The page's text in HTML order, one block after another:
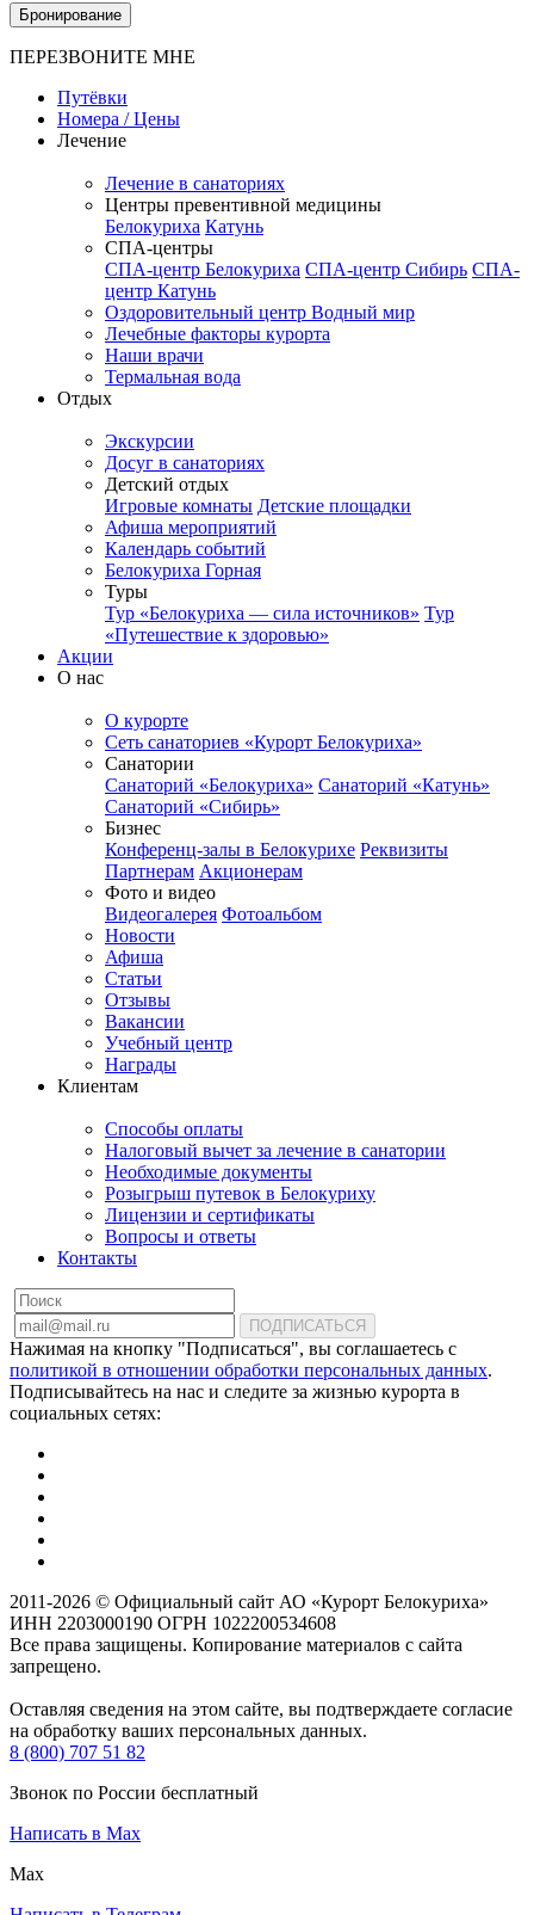
Бронирование
ПЕРЕЗВОНИТЕ МНЕ
Путёвки
Номера / Цены
Лечение
Лечение в санаториях
Центры превентивной медицины
Белокуриха Катунь
СПА-центры
СПА-центр Белокуриха СПА-центр Сибирь СПА-
центр Катунь
Оздоровительный центр Водный мир
Лечебные факторы курорта
Наши врачи
Термальная вода
Отдых
Экскурсии
Досуг в санаториях
Детский отдых
Игровые комнаты Детские площадки
Афиша мероприятий
Календарь событий
Белокуриха Горная
Туры
Тур «Белокуриха — сила источников» Тур
«Путешествие к здоровью»
Акции
О нас
О курорте
Сеть санаториев «Курорт Белокуриха»
Санатории
Санаторий «Белокуриха» Санаторий «Катунь»
Санаторий «Сибирь»
Бизнес
Конференц-залы в Белокурихе Реквизиты
Партнерам Акционерам
Фото и видео
Видеогалерея Фотоальбом
Новости
Афиша
Статьи
Отзывы
Вакансии
Учебный центр
Награды
Клиентам
Способы оплаты
Налоговый вычет за лечение в санатории
Необходимые документы
Розыгрыш путевок в Белокуриху
Лицензии и сертификаты
Вопросы и ответы
Контакты
ПОДПИСАТЬСЯ
Нажимая на кнопку "Подписаться", вы соглашаетесь с
политикой в отношении обработки персональных данных.
Подписывайтесь на нас и следите за жизнью курорта в
социальных сетях:
2011-2026 © Официальный сайт АО «Курорт Белокуриха»
ИНН 2203000190 ОГРН 1022200534608
Все права защищены. Копирование материалов с сайта
запрещено.
Оставляя сведения на этом сайте, вы подтверждаете согласие
на обработку ваших персональных данных.
8 (800) 707 51 82
Звонок по России бесплатный
Написать в Max
Max